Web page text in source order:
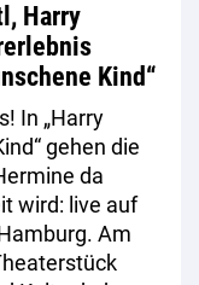
Harry
Kind“
In „Harry
gehen die
da
wird: live auf
Am